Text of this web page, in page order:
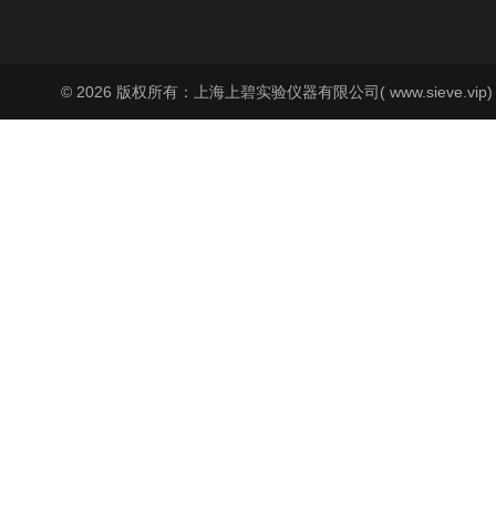
© 2026 版权所有：上海上碧实验仪器有限公司(